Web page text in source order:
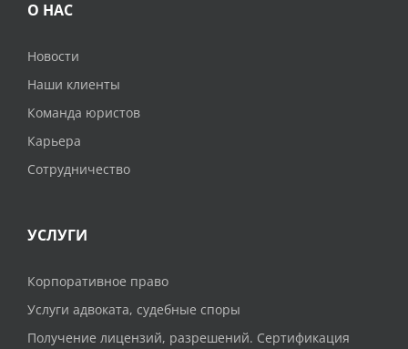
О НАС
Новости
Наши клиенты
Команда юристов
Карьера
Сотрудничество
УСЛУГИ
Корпоративное право
Услуги адвоката, судебные споры
Получение лицензий, разрешений. Сертификация